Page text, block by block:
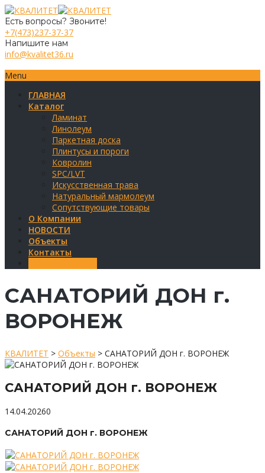
Есть вопросы? Звоните!
+7(473)237-37-37
Напишите нам
info@kvalitet36.ru
Menu
ГЛАВНАЯ
Каталог
Ламинат
Линолеум
Паркетная доска
Плинтусы и пороги
Ковролин
SPC/LVT
Искусственная трава
Натуральный мармолеум
Сопутствующие товары
О Компании
НОВОСТИ
Объекты
Контакты
САНАТОРИЙ ДОН г.
ВОРОНЕЖ
КВАЛИТЕТ > Объекты > САНАТОРИЙ ДОН г. ВОРОНЕЖ
САНАТОРИЙ ДОН г. ВОРОНЕЖ
14.04.20260
САНАТОРИЙ ДОН г. ВОРОНЕЖ